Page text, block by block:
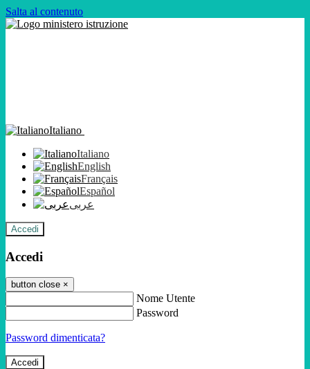
Salta al contenuto
Italiano
Italiano
English
Français
Español
عربى
Accedi
Accedi
button close ×
Nome Utente
Password
Password dimenticata?